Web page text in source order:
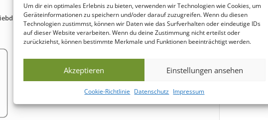
Um dir ein optimales Erlebnis zu bieten, verwenden wir Technologien wie Cookies, um
Geräteinformationen zu speichern und/oder darauf zuzugreifen. Wenn du diesen
Technologien zustimmst, können wir Daten wie das Surfverhalten oder eindeutige IDs
auf dieser Website verarbeiten. Wenn du deine Zustimmung nicht erteilst oder
zurückziehst, können bestimmte Merkmale und Funktionen beeinträchtigt werden.
Akzeptieren Einstellungen ansehen
Cookie-Richtlinie Datenschutz Impressum
(1-4 fbg.) undDigitaldruck(4c) bedruckt werden.